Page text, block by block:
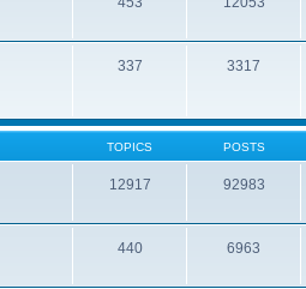
337 3317
TOPICS POSTS
12917 92983
440 6963